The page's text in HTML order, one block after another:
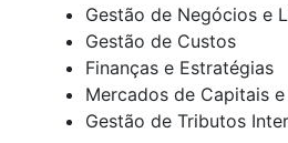
Gestão de Negócios e
Gestão de Custos
Finanças e Estratégias
Mercados de Capitais
Gestão de Tributos